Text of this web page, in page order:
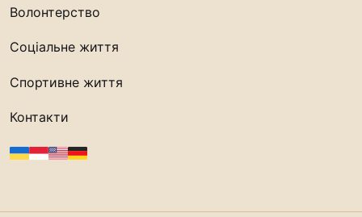
Волонтерство
Соціальне життя
Спортивне життя
Контакти